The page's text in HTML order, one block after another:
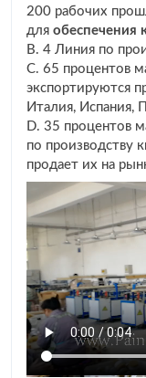
200 рабочих
для обеспечения
B. 4 Линия по
C. 65 процентов
экспортируются
Италия, Испания,
D. 35 процентов
по производству
продает их на